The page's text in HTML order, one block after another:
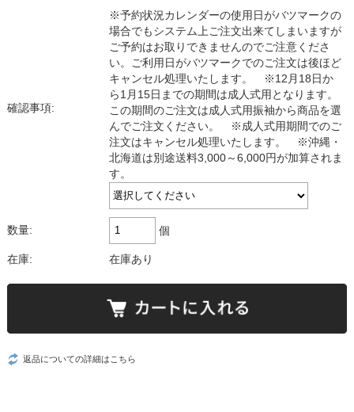
確認事項:
※予約状況カレンダーの使用日がバツマークの
場合でもシステム上ご注文出来てしまいますが
ご予約はお取りできませんのでご注意くださ
い。ご利用日がバツマークでのご注文は後ほど
キャンセル処理いたします。 ※12月18日か
ら1月15日までの期間は成人式用となります。
この期間のご注文は成人式用振袖から商品を選
んでご注文ください。 ※成人式用期間でのご
注文はキャンセル処理いたします。 ※沖縄・
北海道は別途送料3,000～6,000円が加算されま
す。
数量: 個
在庫: 在庫あり
返品についての詳細はこちら